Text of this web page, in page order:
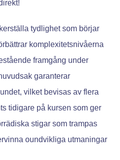
tydlighet som börjar
komplexitetsnivåerna
framgång under
garanterar
vilket bevisas av flera
tidigare på kursen som ger
stigar som trampas
oundvikliga utmaningar